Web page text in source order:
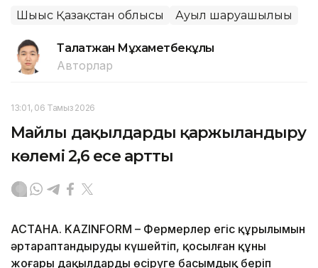
Шығыс Қазақстан облысы Ауыл шаруашылығы
Талғатжан Мұхаметбекұлы
Авторлар
13:01, 06 Тамыз 2026
Майлы дақылдарды қаржыландыру
көлемі 2,6 есе артты
АСТАНА. KAZINFORM – Фермерлер егіс құрылымын
әртараптандыруды күшейтіп, қосылған құны
жоғары дақылдарды өсіруге басымдық беріп